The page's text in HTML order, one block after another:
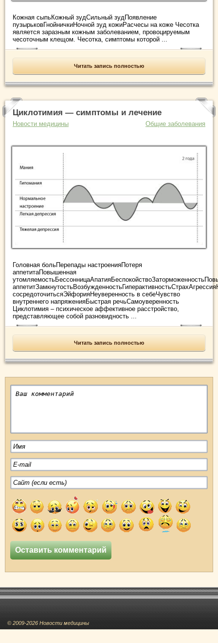
Кожная сыпьКожный зудСильный зудПоявление
пузырьковГнойничкиНочной зуд кожиРасчесы на коже Чесотка
является заразным кожным заболеванием, провоцируемым
чесоточным клещом. Чесотка, симптомы которой ...
Читать запись полностью
Циклотимия — симптомы и лечение
Новости медицины Общие заболевания
Головная больПерепады настроенияПотеря
аппетитаПовышенная
сосредоточитьсяЭйфорияНеуверенность в себеЧувство
внутреннего напряженияБыстрая речьСамоуверенность
Циклотимия – психическое аффективное расстройство,
представляющее собой разновидность ...
Читать запись полностью
© 2009-2026 Новости медицины